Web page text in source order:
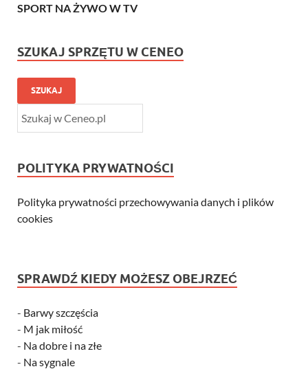
SPORT NA ŻYWO W TV
SZUKAJ SPRZĘTU W CENEO
SZUKAJ
POLITYKA PRYWATNOŚCI
Polityka prywatności przechowywania danych i plików
cookies
SPRAWDŹ KIEDY MOŻESZ OBEJRZEĆ
- Barwy szczęścia
- M jak miłość
- Na dobre i na złe
- Na sygnale